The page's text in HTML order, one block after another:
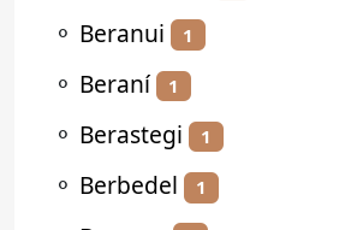
⚬ Beranui 1
⚬ Beraní 1
⚬ Berastegi 1
⚬ Berbedel 1